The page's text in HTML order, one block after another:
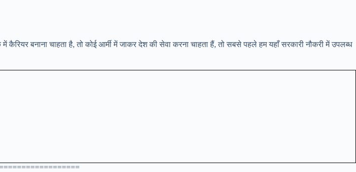
बनाना चाहता है, तो कोई आर्मी में जाकर देश की सेवा करना चाहता हैं, तो सबसे पहले हम यहाँ सरकारी नौकरी में उपलब्ध